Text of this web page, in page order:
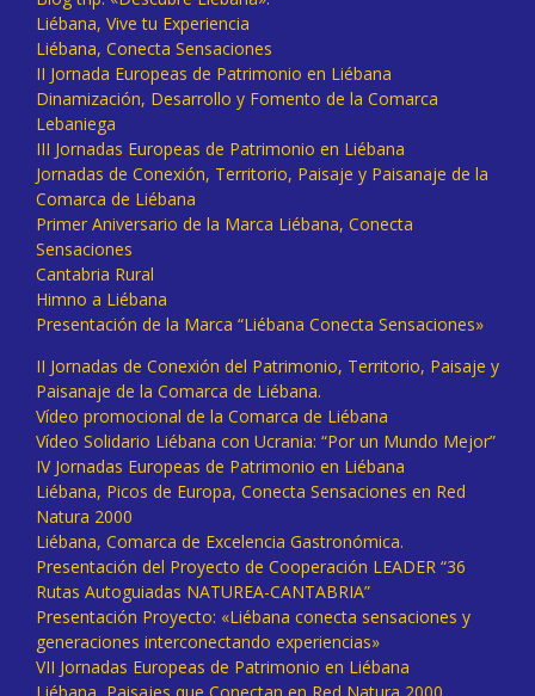
Liébana, Vive tu Experiencia
Liébana, Conecta Sensaciones
II Jornada Europeas de Patrimonio en Liébana
Dinamización, Desarrollo y Fomento de la Comarca
Lebaniega
III Jornadas Europeas de Patrimonio en Liébana
Jornadas de Conexión, Territorio, Paisaje y Paisanaje de la
Comarca de Liébana
Primer Aniversario de la Marca Liébana, Conecta
Sensaciones
Cantabria Rural
Himno a Liébana
Presentación de la Marca “Liébana Conecta Sensaciones»
II Jornadas de Conexión del Patrimonio, Territorio, Paisaje y
Paisanaje de la Comarca de Liébana.
Vídeo promocional de la Comarca de Liébana
Vídeo Solidario Liébana con Ucrania: “Por un Mundo Mejor”
IV Jornadas Europeas de Patrimonio en Liébana
Liébana, Picos de Europa, Conecta Sensaciones en Red
Natura 2000
Liébana, Comarca de Excelencia Gastronómica.
Presentación del Proyecto de Cooperación LEADER “36
Rutas Autoguiadas NATUREA-CANTABRIA”
Presentación Proyecto: «Liébana conecta sensaciones y
generaciones interconectando experiencias»
VII Jornadas Europeas de Patrimonio en Liébana